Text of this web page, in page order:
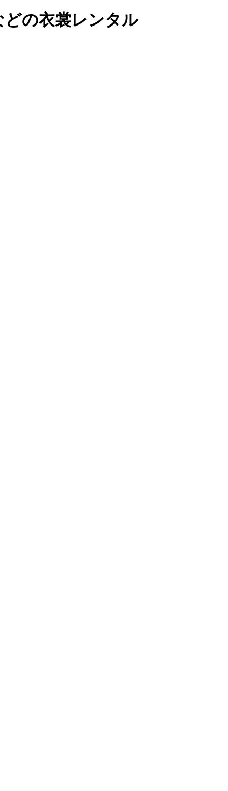
の衣裳レンタル